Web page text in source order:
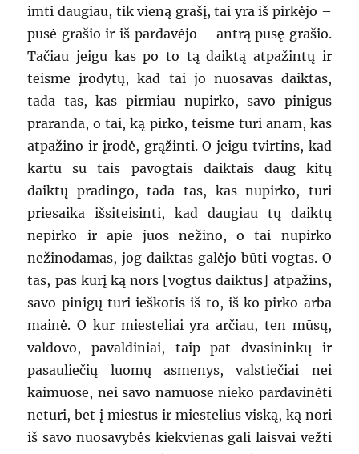
imti daugiau, tik vieną grašį, tai yra iš pirkėjo –
pusė grašio ir iš pardavėjo – antrą pusę grašio.
Tačiau jeigu kas po to tą daiktą atpažintų ir
teisme įrodytų, kad tai jo nuosavas daiktas,
tada tas, kas pirmiau nupirko, savo pinigus
praranda, o tai, ką pirko, teisme turi anam, kas
atpažino ir įrodė, grąžinti. O jeigu tvirtins, kad
kartu su tais pavogtais daiktais daug kitų
daiktų pradingo, tada tas, kas nupirko, turi
priesaika išsiteisinti, kad daugiau tų daiktų
nepirko ir apie juos nežino, o tai nupirko
nežinodamas, jog daiktas galėjo būti vogtas. O
tas, pas kurį ką nors [vogtus daiktus] atpažins,
savo pinigų turi ieškotis iš to, iš ko pirko arba
mainė. O kur miesteliai yra arčiau, ten mūsų,
valdovo, pavaldiniai, taip pat dvasininkų ir
pasauliečių luomų asmenys, valstiečiai nei
kaimuose, nei savo namuose nieko pardavinėti
neturi, bet į miestus ir miestelius viską, ką nori
iš savo nuosavybės kiekvienas gali laisvai vežti